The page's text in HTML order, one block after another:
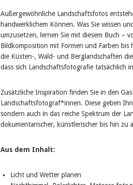
Außergewöhnliche Landschaftsfotos
handwerklichem Können. Was Sie wissen
umzusetzen, lernen Sie mit diesem Buch –
Bildkomposition mit Formen und Farben
die Küsten-, Wald- und Berglandschaften
dass sich Landschaftsfotografie tatsächlich
Zusätzliche Inspiration finden Sie in den
Landschaftsfotograf*innen. Diese geben
sondern auch in das reiche Spektrum der
dokumentarischer, künstlerischer bis hin zu
Aus dem Inhalt:
Licht und Wetter planen